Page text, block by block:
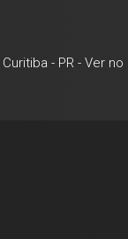
Curitiba - PR- Ver no